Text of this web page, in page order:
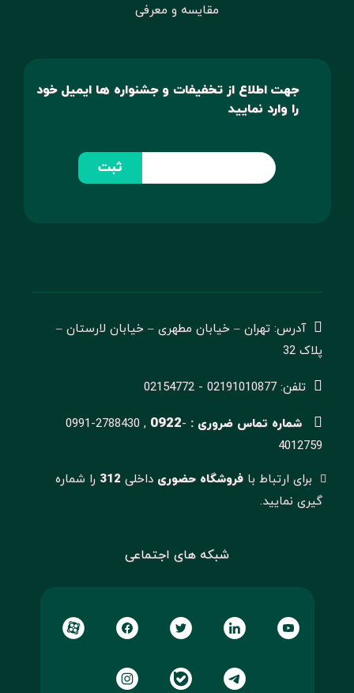
مقایسه و معرفی
جهت اطلاع از تخفیفات و جشنواره ها ایمیل خود
را وارد نمایید
ثبت
آدرس: تهران – خیابان مطهری – خیابان لارستان –
پلاک 32
تلفن: 02191010877 - 02154772
شماره تماس ضروری : 0991-2788430 , 0922-
4012759
برای ارتباط با فروشگاه حضوریداخلی 312 را شماره
گیری نمایید.
شبکه های اجتماعی